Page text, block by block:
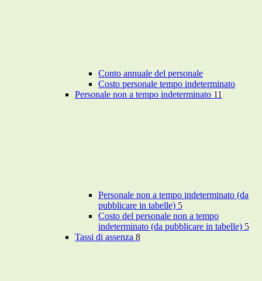
Conto annuale del personale
Costo personale tempo indeterminato
Personale non a tempo indeterminato 11
Personale non a tempo indeterminato (da
pubblicare in tabelle) 5
Costo del personale non a tempo
indeterminato (da pubblicare in tabelle) 5
Tassi di assenza 8